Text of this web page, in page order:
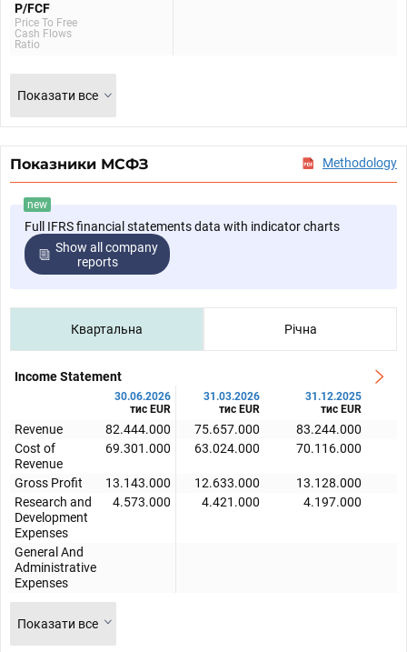
P/FCF
Price To Free
Cash Flows
Ratio
Показати все
Показники МСФЗ Methodology
new
Full IFRS financial statements data with indicator charts
Show all company
reports
Квартальна Річна
Income Statement
30.06.2026
тис EUR
31.03.2026
тис EUR
31.12.2025
тис EUR
Revenue 82.444.000 75.657.000 83.244.000
Cost of
Revenue
69.301.000 63.024.000 70.116.000
Gross Profit 13.143.000 12.633.000 13.128.000
Research and
Development
Expenses
4.573.000 4.421.000 4.197.000
General And
Administrative
Expenses
Показати все